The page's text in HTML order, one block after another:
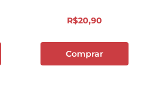
R$20,90
Comprar